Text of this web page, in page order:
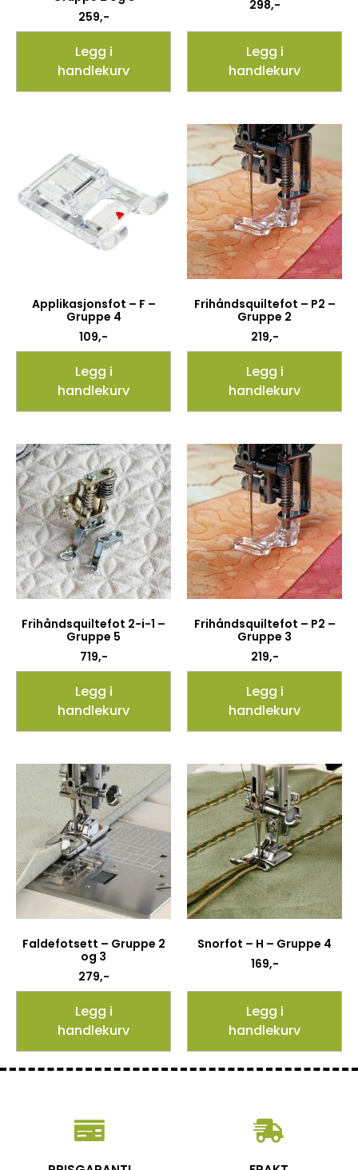
259,-
Legg i
handlekurv
298,-
Legg i
handlekurv
Applikasjonsfot – F –
Gruppe 4
109,-
Legg i
handlekurv
Frihåndsquiltefot – P2 –
Gruppe 2
219,-
Legg i
handlekurv
Frihåndsquiltefot 2-i-1 –
Gruppe 5
719,-
Legg i
handlekurv
Frihåndsquiltefot – P2 –
Gruppe 3
219,-
Legg i
handlekurv
Faldefotsett – Gruppe 2
og 3
279,-
Legg i
handlekurv
Snorfot – H – Gruppe 4
169,-
Legg i
handlekurv